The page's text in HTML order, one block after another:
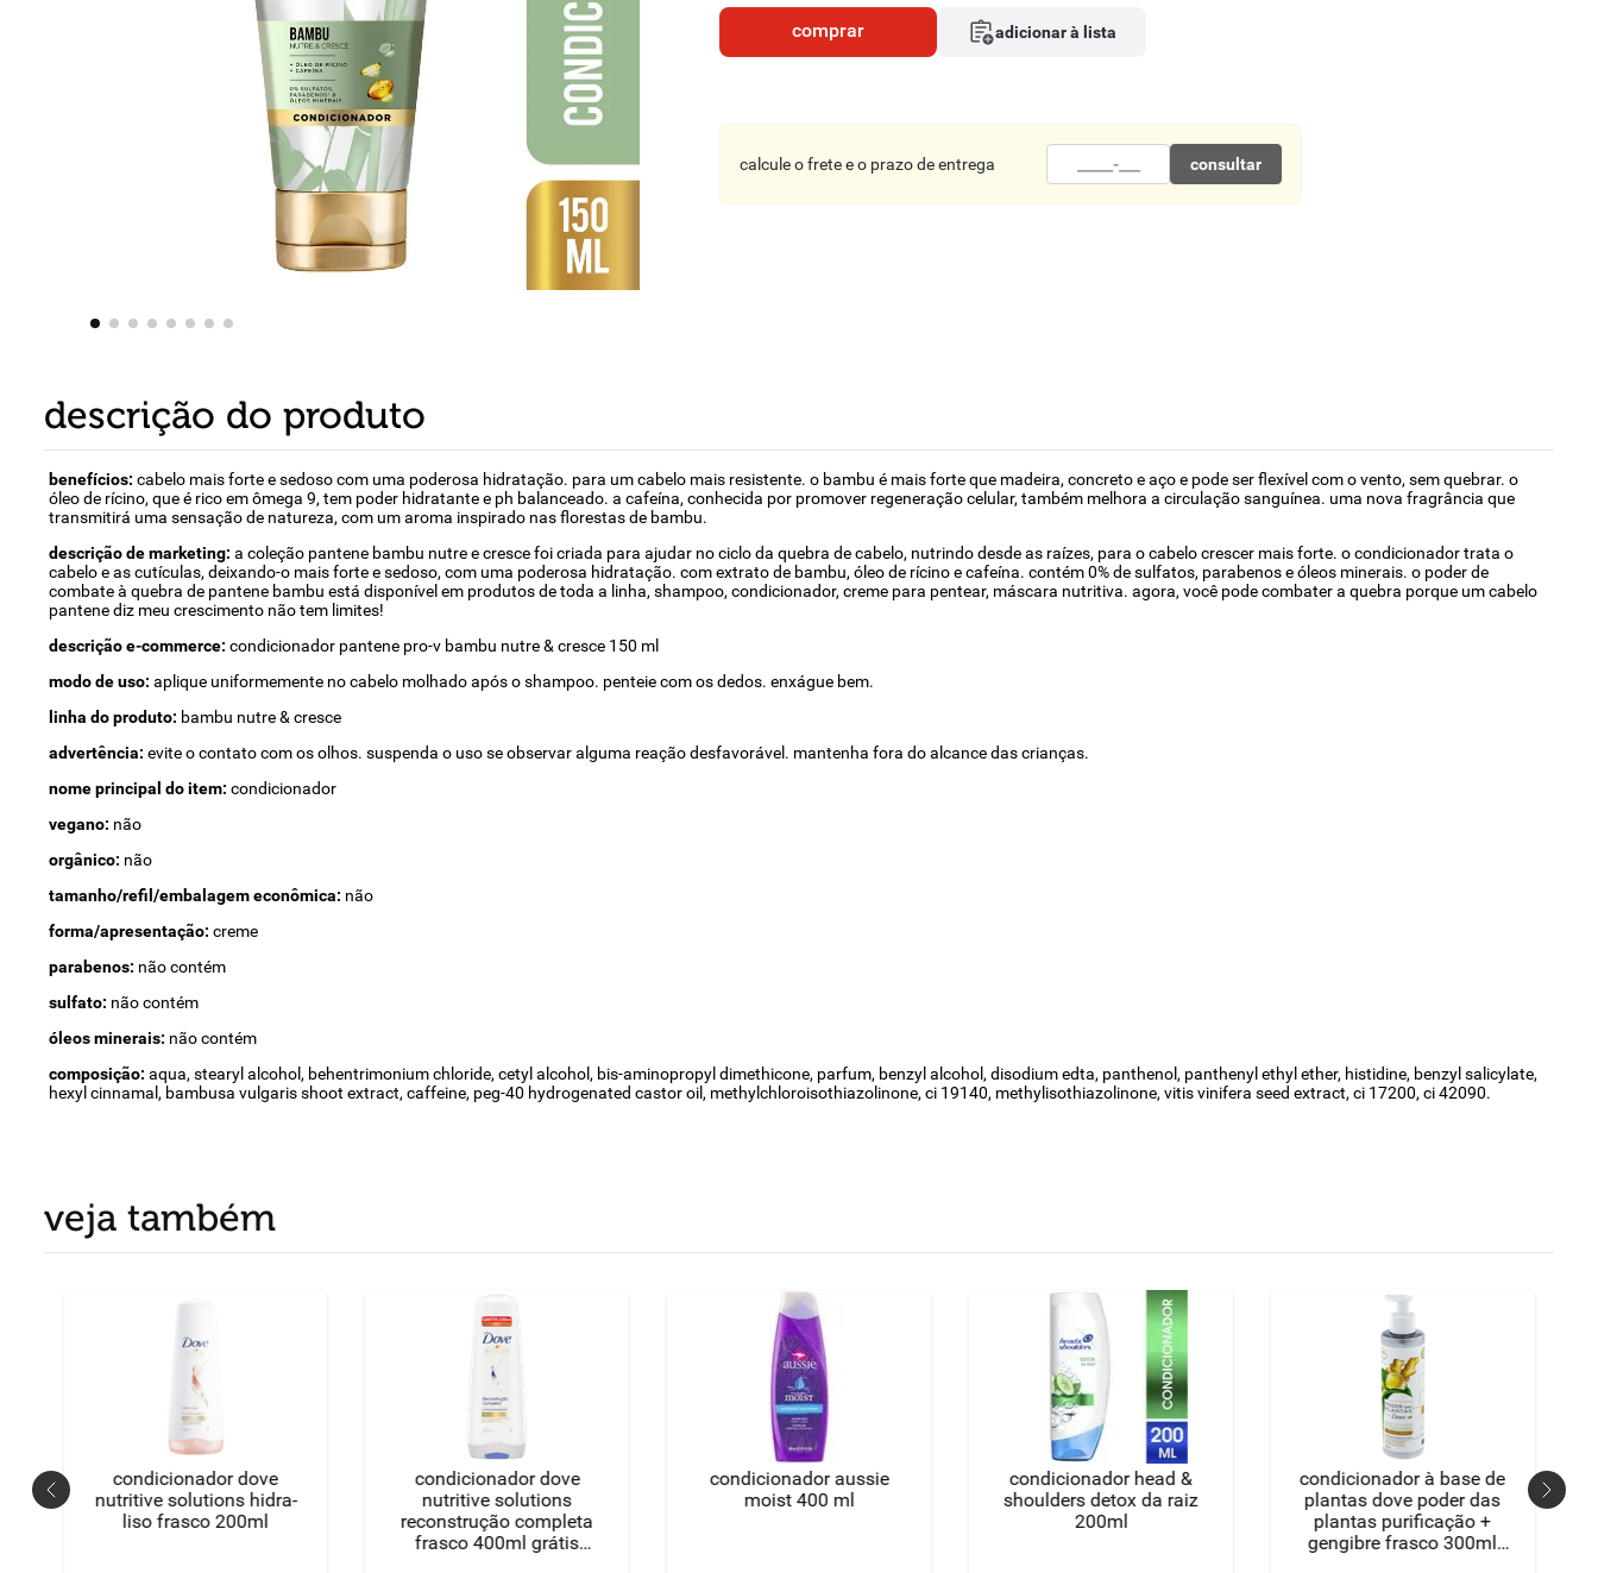
comprar adicionar à lista
calcule o frete e o prazo de entrega consultar
descrição do produto
benefícios: cabelo mais forte e sedoso com uma poderosa hidratação. para um cabelo mais resistente. o bambu é mais forte que madeira, concreto e aço e pode ser flexível com o vento, sem quebrar. o
óleo de rícino, que é rico em ômega 9, tem poder hidratante e ph balanceado. a cafeína, conhecida por promover regeneração celular, também melhora a circulação sanguínea. uma nova fragrância que
transmitirá uma sensação de natureza, com um aroma inspirado nas florestas de bambu.
descrição de marketing: a coleção pantene bambu nutre e cresce foi criada para ajudar no ciclo da quebra de cabelo, nutrindo desde as raízes, para o cabelo crescer mais forte. o condicionador trata o
cabelo e as cutículas, deixando-o mais forte e sedoso, com uma poderosa hidratação. com extrato de bambu, óleo de rícino e cafeína. contém 0% de sulfatos, parabenos e óleos minerais. o poder de
combate à quebra de pantene bambu está disponível em produtos de toda a linha, shampoo, condicionador, creme para pentear, máscara nutritiva. agora, você pode combater a quebra porque um cabelo
pantene diz meu crescimento não tem limites!
descrição e-commerce: condicionador pantene pro-v bambu nutre & cresce 150 ml
modo de uso: aplique uniformemente no cabelo molhado após o shampoo. penteie com os dedos. enxágue bem.
linha do produto: bambu nutre & cresce
advertência: evite o contato com os olhos. suspenda o uso se observar alguma reação desfavorável. mantenha fora do alcance das crianças.
nome principal do item: condicionador
vegano: não
orgânico: não
tamanho/refil/embalagem econômica: não
forma/apresentação: creme
parabenos: não contém
sulfato: não contém
óleos minerais: não contém
composição: aqua, stearyl alcohol, behentrimonium chloride, cetyl alcohol, bis-aminopropyl dimethicone, parfum, benzyl alcohol, disodium edta, panthenol, panthenyl ethyl ether, histidine, benzyl salicylate,
hexyl cinnamal, bambusa vulgaris shoot extract, caffeine, peg-40 hydrogenated castor oil, methylchloroisothiazolinone, ci 19140, methylisothiazolinone, vitis vinifera seed extract, ci 17200, ci 42090.
veja também
condicionador dove
nutritive solutions hidra-
liso frasco 200ml
condicionador dove
nutritive solutions
reconstrução completa
frasco 400ml grátis
condicionador aussie
moist 400 ml
condicionador head &
shoulders detox da raiz
200ml
condicionador à base de
plantas dove poder das
plantas purificação +
gengibre frasco 300ml
8º detergente
9º macarrão
10 º chocolate